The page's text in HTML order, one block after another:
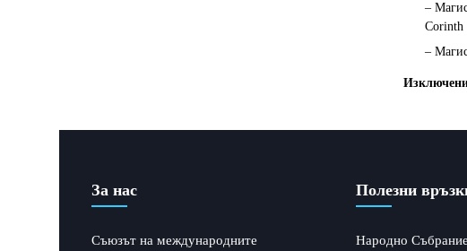
–
Corinth
–
За нас
Съюзът на международните
Полезни
Народно Събрание